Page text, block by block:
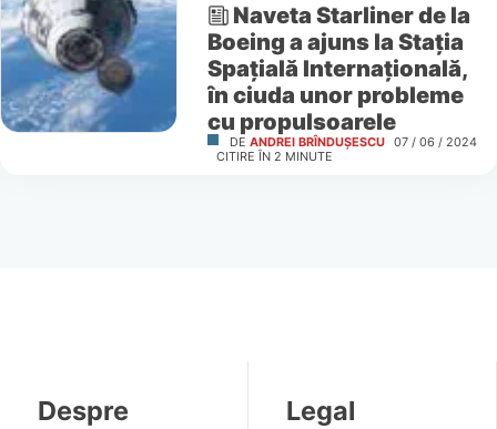
Naveta Starliner de la
Boeing a ajuns la Stația
Spațială Internațională,
în ciuda unor probleme
cu propulsoarele
DE ANDREI BRÎNDUȘESCU 07 / 06 / 2024
CITIRE ÎN 2 MINUTE
Despre Legal